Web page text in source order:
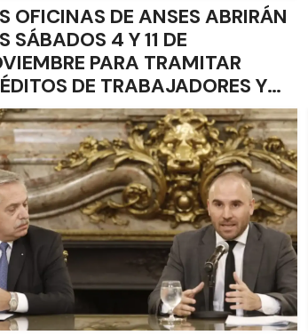
OFICINAS DE ANSES ABRIRÁN
SÁBADOS 4 Y 11 DE
PARA TRAMITAR
DE TRABAJADORES Y